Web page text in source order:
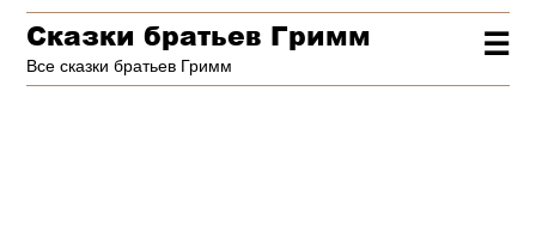
☰
Сказки братьев Гримм
Все сказки братьев Гримм